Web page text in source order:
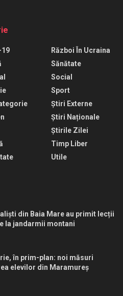
19
Război În Ucraina
Sănătate
Social
Sport
Știri Externe
Știri Naționale
Știrile Zilei
Timp Liber
Utile
din Baia Mare au primit lecții
la jandarmii montani
în prim-plan: noi măsuri
elevilor din Maramureș